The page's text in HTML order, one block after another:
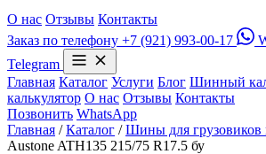
О нас Отзывы Контакты
Заказ по телефону +7 (921) 993-00-17
Telegram
Главная Каталог Услуги Блог Шинный
калькулятор О нас Отзывы Контакты
Позвонить WhatsApp
Главная / Каталог / Шины для грузовиков
Austone ATH135 215/75 R17.5 бу